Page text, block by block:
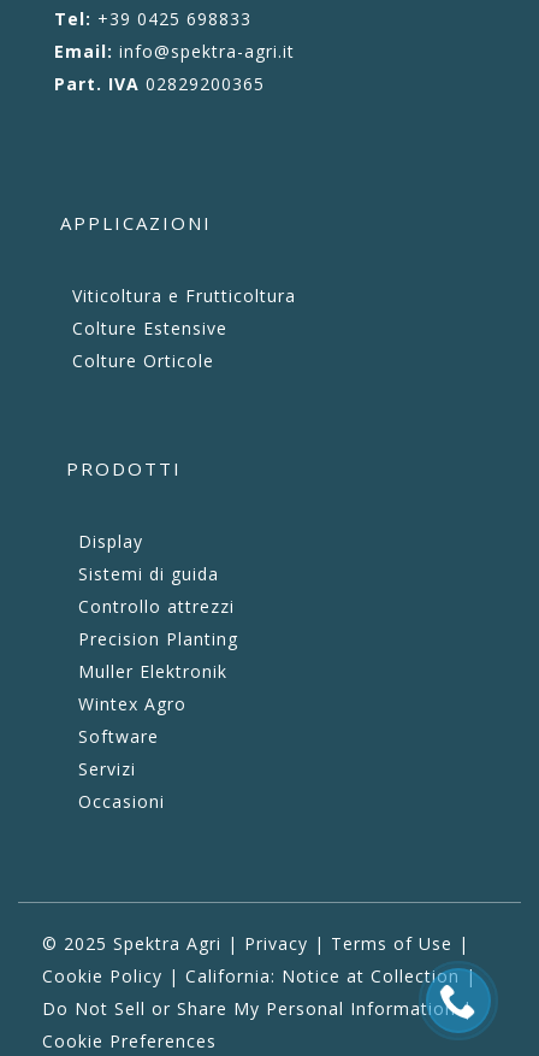
Tel: +39 0425 698833
Email: info@spektra-agri.it
Part. IVA 02829200365
APPLICAZIONI
Viticoltura e Frutticoltura
Colture Estensive
Colture Orticole
PRODOTTI
Display
Sistemi di guida
Controllo attrezzi
Precision Planting
Muller Elektronik
Wintex Agro
Software
Servizi
Occasioni
© 2025 Spektra Agri | Privacy | Terms of Use |
Cookie Policy | California: Notice at Collection |
Do Not Sell or Share My Personal Information|
Cookie Preferences